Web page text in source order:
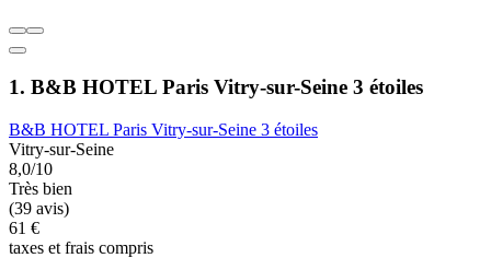
1. B&B HOTEL Paris Vitry-sur-Seine 3 étoiles
B&B HOTEL Paris Vitry-sur-Seine 3 étoiles
Vitry-sur-Seine
8,0/10
Très bien
(39 avis)
61 €
taxes et frais compris